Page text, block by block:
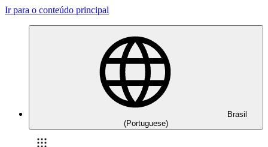
Ir para o conteúdo principal
Brasil
(Portuguese)